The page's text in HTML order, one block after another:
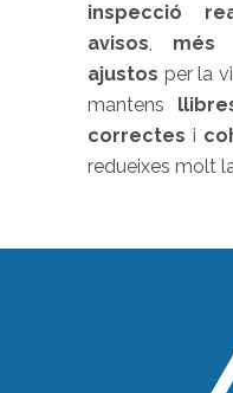
inspecció
avisos, més
ajustos per la
mantens
correctes i
redueixes molt